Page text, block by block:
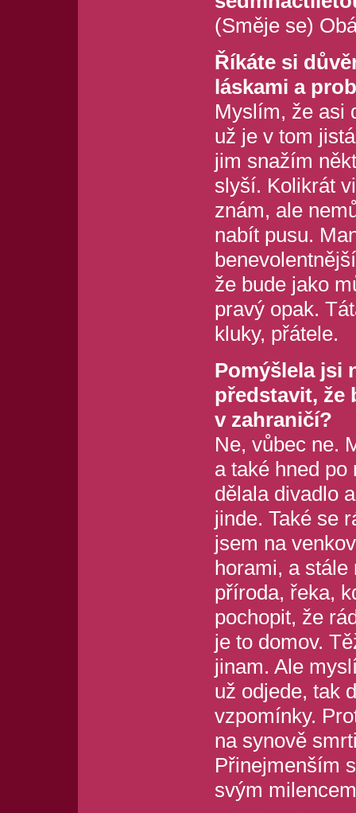
(Směje se)
Říkáte si
láskami a
Myslím, že asi
už je v tom
jim snažím
slyší. Kolikrát
znám, ale
nabít pusu.
že bude jako
pravý opak.
kluky, přátele.
Pomýšlela jsi
představit, že
v zahraničí?
Ne, vůbec ne.
a také hned
dělala divadlo
jinde. Také se
jsem na
horami, a stále
příroda, řeka,
pochopit, že
je to domov.
jinam. Ale
už odjede, tak
vzpomínky.
na synově
Přinejmenším
svým